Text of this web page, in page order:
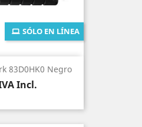
83D0HK0 Negro
Incl.
SÓLO EN LÍNEA